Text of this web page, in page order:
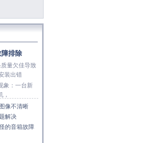
排除
量欠佳导致
装出错
：一台新
，
像不清晰
解决
的音箱故障